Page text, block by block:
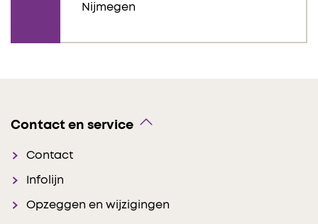
Nijmegen
Contact en service
Contact
Infolijn
Opzeggen en wijzigingen